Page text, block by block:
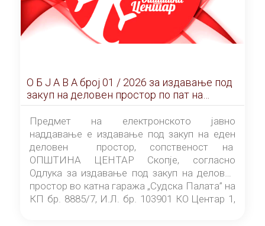
О Б Ј А В А брoj 01 / 2026 за издавање под
закуп на деловен простор по пат на
ЕЛЕКТРОНСКО ЈАВНО НАДДАВАЊЕ
Предмет на електронското јавно
наддавање е издавање под закуп на еден
деловен простор, сопственост на
ОПШТИНА ЦЕНТАР Скопје, согласно
Одлука за издавање под закуп на деловен
простор во катна гаража „Судска Палата” на
КП бр. 8885/7, И.Л. бр. 103901 КО Центар 1,